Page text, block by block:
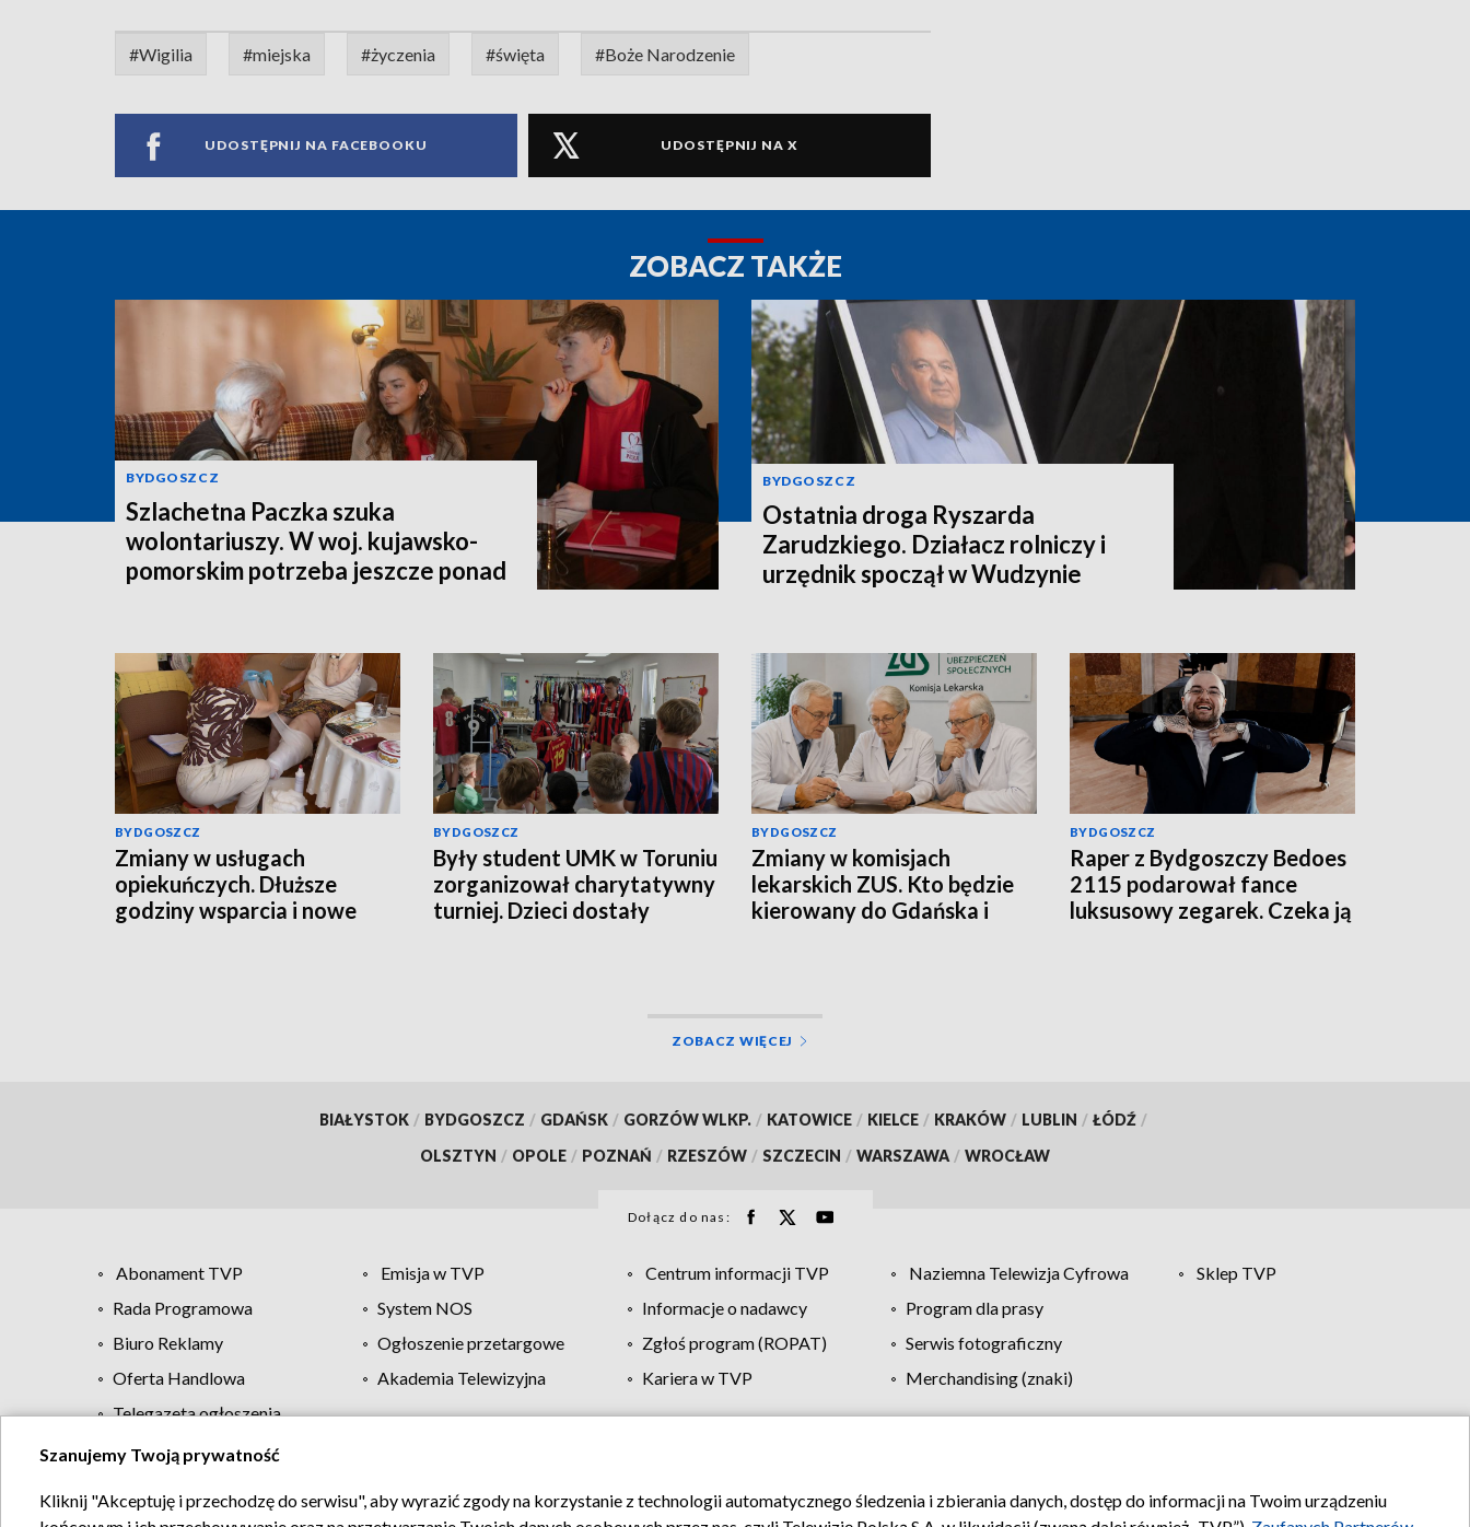
#Wigilia #miejska #życzenia #święta #Boże Narodzenie
UDOSTĘPNIJ NA FACEBOOKU UDOSTĘPNIJ NA X
ZOBACZ TAKŻE
BYDGOSZCZ
Szlachetna Paczka szuka
wolontariuszy. W woj. kujawsko-
pomorskim potrzeba jeszcze ponad
BYDGOSZCZ
Ostatnia droga Ryszarda
Zarudzkiego. Działacz rolniczy i
urzędnik spoczął w Wudzynie
BYDGOSZCZ
Zmiany w usługach
opiekuńczych. Dłuższe
godziny wsparcia i nowe
BYDGOSZCZ
Były student UMK w Toruniu
zorganizował charytatywny
turniej. Dzieci dostały
BYDGOSZCZ
Zmiany w komisjach
lekarskich ZUS. Kto będzie
kierowany do Gdańska i
BYDGOSZCZ
Raper z Bydgoszczy Bedoes
2115 podarował fance
luksusowy zegarek. Czeka ją
ZOBACZ WIĘCEJ
BIAŁYSTOK / BYDGOSZCZ / GDAŃSK / GORZÓW WLKP. / KATOWICE / KIELCE / KRAKÓW / LUBLIN / ŁÓDŹ /
OLSZTYN / OPOLE / POZNAŃ / RZESZÓW / SZCZECIN / WARSZAWA / WROCŁAW
Dołącz do nas:
Abonament TVP Emisja w TVP Centrum informacji TVP Naziemna Telewizja Cyfrowa
Sklep TVP
Rada Programowa
System NOS Informacje o nadawcy
Program dla prasy
Biuro Reklamy
Ogłoszenie przetargowe Zgłoś program (ROPAT)
Serwis fotograficzny
Oferta Handlowa
Akademia Telewizyjna Kariera w TVP
Merchandising (znaki)
Telegazeta ogłoszenia
Regulamin TVP Polityka prywatności Moje zgody Pomoc Biuro reklamy Kontakt
Szanujemy Twoją prywatność
Kliknij "Akceptuję i przechodzę do serwisu", aby wyrazić zgody na korzystanie z technologii automatycznego śledzenia i zbierania danych, dostęp do informacji na Twoim urządzeniu